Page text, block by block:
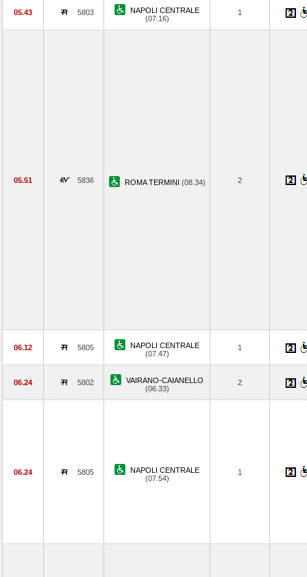
05.43 5803
NAPOLI CENTRALE
(07.16)
1
05.51 5836 ROMA TERMINI (08.34) 2
06.12 5805
NAPOLI CENTRALE
(07.47)
1
06.24 5802
VAIRANO-CAIANELLO
(06.33)
2
06.24 5805
NAPOLI CENTRALE
(07.54)
1